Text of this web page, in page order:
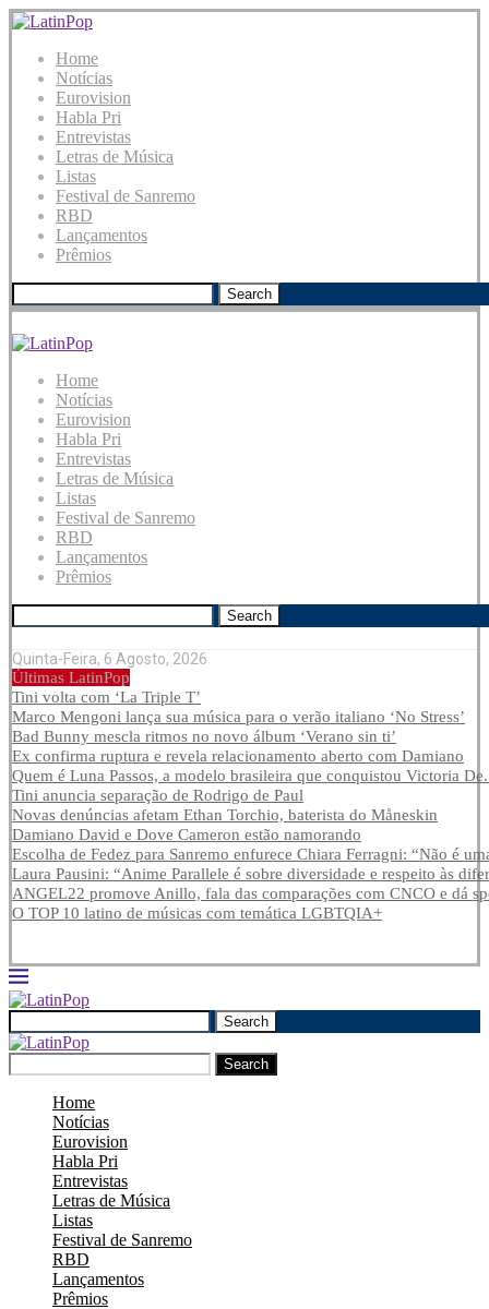
Home
Notícias
Eurovision
Habla Pri
Entrevistas
Letras de Música
Listas
Festival de Sanremo
RBD
Lançamentos
Prêmios
Search
Home
Notícias
Eurovision
Habla Pri
Entrevistas
Letras de Música
Listas
Festival de Sanremo
RBD
Lançamentos
Prêmios
Search
Quinta-Feira, 6 Agosto, 2026
Últimas LatinPop
Tini volta com ‘La Triple T’
Marco Mengoni lança sua música para o verão italiano ‘No Stress’
Bad Bunny mescla ritmos no novo álbum ‘Verano sin ti’
Ex confirma ruptura e revela relacionamento aberto com Damiano
Quem é Luna Passos, a modelo brasileira que conquistou Victoria
Tini anuncia separação de Rodrigo de Paul
Novas denúncias afetam Ethan Torchio, baterista do Måneskin
Damiano David e Dove Cameron estão namorando
Escolha de Fedez para Sanremo enfurece Chiara Ferragni: “Não é
Laura Pausini: “Anime Parallele é sobre diversidade e respeito às
ANGEL22 promove Anillo, fala das comparações com CNCO e dá
O TOP 10 latino de músicas com temática LGBTQIA+
Search
Search
Home
Notícias
Eurovision
Habla Pri
Entrevistas
Letras de Música
Listas
Festival de Sanremo
RBD
Lançamentos
Prêmios